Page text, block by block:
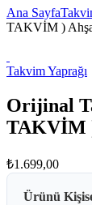
Ana Sayfa
TAKVİM )
Takvim Yaprağı
Orijinal
TAKVİM
₺1.699,00
Ürünü